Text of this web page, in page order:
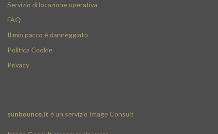
Servizio di locazione operativa
FAQ
Il mio pacco è danneggiato
Politica Cookie
Privacy
sunbounce.it è un servizio Image Consult